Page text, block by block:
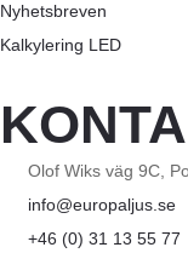
Nyhetsbreven
Kalkylering LED
Olof Wiks väg 9C,
info@europaljus.se
+46 (0) 31 13 55 77